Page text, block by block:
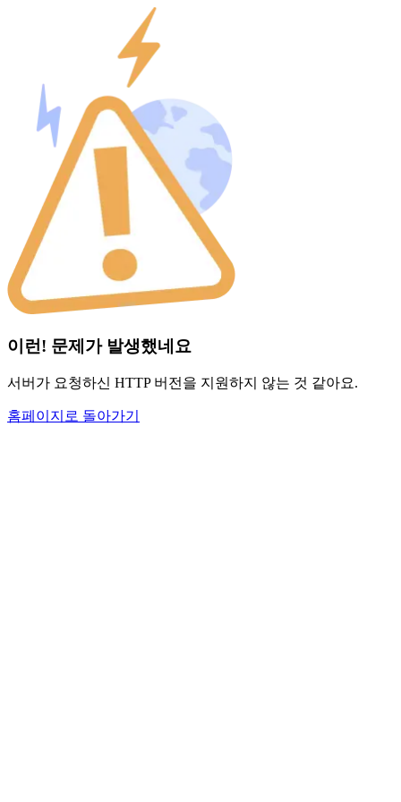
이런! 문제가 발생했네요
서버가 요청하신 HTTP 버전을 지원하지 않는 것 같아요.
홈페이지로 돌아가기